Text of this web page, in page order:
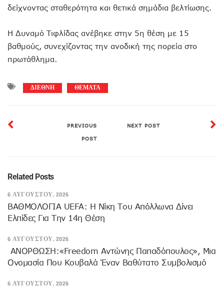
δείχνοντας σταθερότητα και θετικά σημάδια βελτίωσης.
Η Δυναμό Τιφλίδας ανέβηκε στην 5η θέση με 15
βαθμούς, συνεχίζοντας την ανοδική της πορεία στο
πρωτάθλημα.
ΔΙΕΘΝΗ ΘΕΜΑΤΑ
PREVIOUS
POST
NEXT POST
Related Posts
6 ΑΥΓΟΎΣΤΟΥ, 2026
ΒΑΘΜΟΛΟΓΙΑ UEFA: Η Νίκη Του Απόλλωνα Δίνει
Ελπίδες Για Την 14η Θέση
6 ΑΥΓΟΎΣΤΟΥ, 2026
ANOΡΘΩΣΗ:«Freedom Αντώνης Παπαδόπουλος», Μια
Ονομασία Που Κουβαλά Έναν Βαθύτατο Συμβολισμό
6 ΑΥΓΟΎΣΤΟΥ, 2026